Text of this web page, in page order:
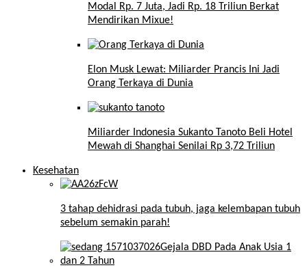
Modal Rp. 7 Juta, Jadi Rp. 18 Triliun Berkat
Mendirikan Mixue!
Elon Musk Lewat: Miliarder Prancis Ini Jadi
Orang Terkaya di Dunia
Miliarder Indonesia Sukanto Tanoto Beli Hotel
Mewah di Shanghai Senilai Rp 3,72 Triliun
Kesehatan
3 tahap dehidrasi pada tubuh, jaga kelembapan tubuh
sebelum semakin parah!